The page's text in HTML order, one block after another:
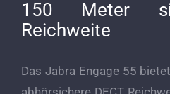
150 Meter
Reichweite
Das Jabra Engage 55